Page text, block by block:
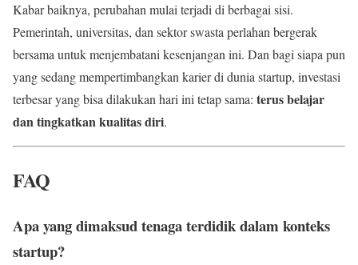
Kabar baiknya, perubahan mulai terjadi di berbagai sisi.
Pemerintah, universitas, dan sektor swasta perlahan bergerak
bersama untuk menjembatani kesenjangan ini. Dan bagi siapa pun
yang sedang mempertimbangkan karier di dunia startup, investasi
terbesar yang bisa dilakukan hari ini tetap sama: terus belajar
dan tingkatkan kualitas diri.
FAQ
Apa yang dimaksud tenaga terdidik dalam konteks
startup?